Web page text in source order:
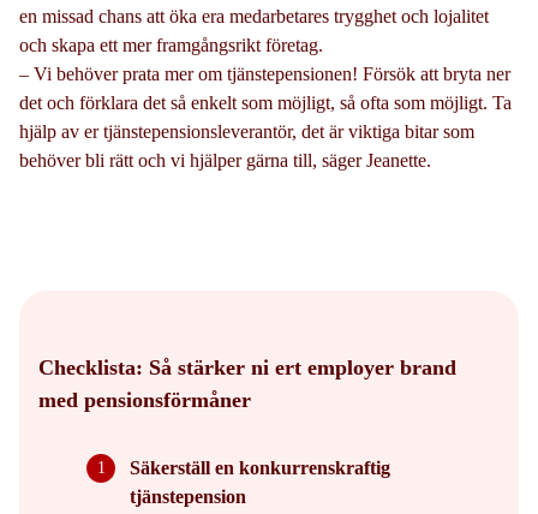
en missad chans att öka era medarbetares trygghet och lojalitet
och skapa ett mer framgångsrikt företag.
– Vi behöver prata mer om tjänstepensionen! Försök att bryta ner
det och förklara det så enkelt som möjligt, så ofta som möjligt. Ta
hjälp av er tjänstepensionsleverantör, det är viktiga bitar som
behöver bli rätt och vi hjälper gärna till, säger Jeanette.
Checklista: Så stärker ni ert employer brand
med pensionsförmåner
Säkerställ en konkurrenskraftig
tjänstepension